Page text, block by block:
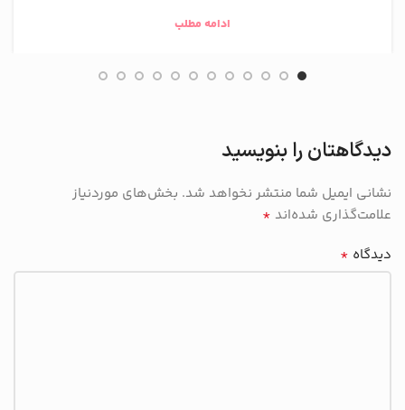
ادامه مطلب
دیدگاهتان را بنویسید
نشانی ایمیل شما منتشر نخواهد شد. بخش‌های موردنیاز
علامت‌گذاری شده‌اند *
دیدگاه *